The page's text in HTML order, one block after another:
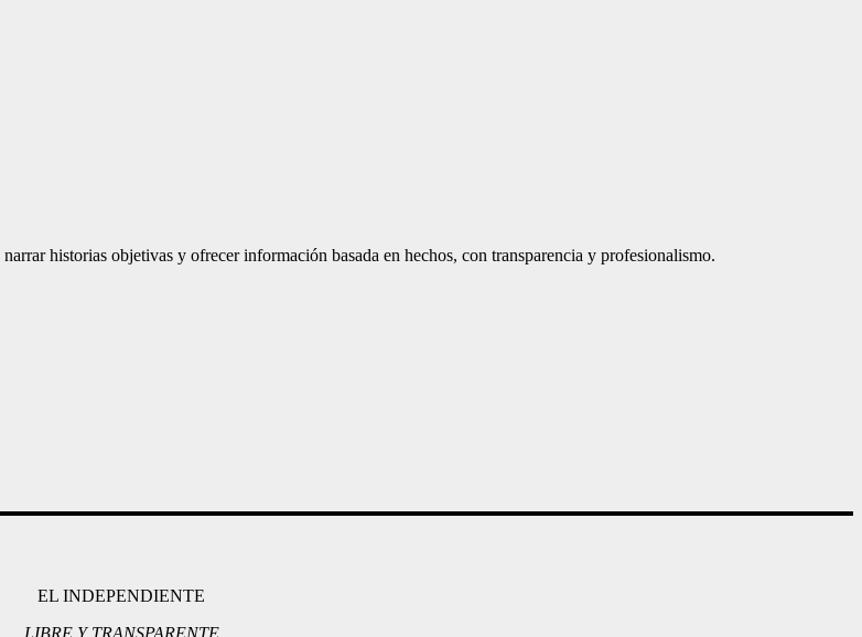
historias objetivas y ofrecer información basada en hechos, con transparencia y profesionalismo.
EL INDEPENDIENTE